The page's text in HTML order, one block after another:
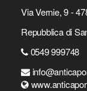
Via Vernie, 9 -
Repubblica di
0549 999748